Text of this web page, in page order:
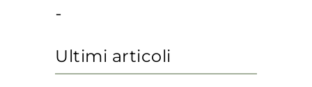
Ultimi articoli